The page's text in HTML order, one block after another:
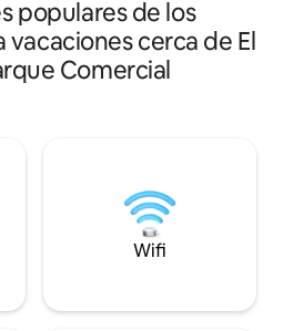
cafés,
y casa
metros
del aire
totalmente
metros • 1,5
registro, portero
de la semana -
cajeros
como Santa Fe
Street, Lleras
minutos en auto.
populares de los
cerca de El
Comercial
Wifi